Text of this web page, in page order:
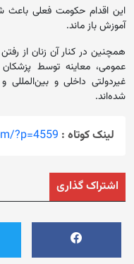
این اقدام حکومت فعلی باعث
آموزش باز ماند.
همچنین در کنار آن زنان از
عمومی، معاینه توسط
غیردولتی داخلی و
شده‌اند.
لینک کوتاه : ?p=4559
اشتراک گذاری